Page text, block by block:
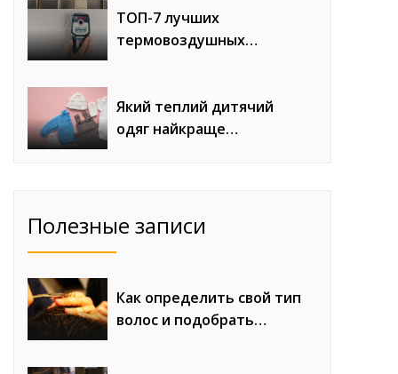
ТОП-7 лучших
термовоздушных
монтажа
Який теплий дитячий
одяг найкраще
Полезные записи
Как определить свой тип
волос и подобрать